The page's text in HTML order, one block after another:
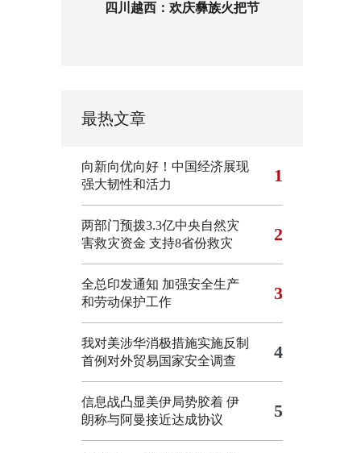
四川越西：欢庆彝族火把节
最热文章
向新向优向好！中国经济展现
强大韧性和活力
1
两部门预拨3.3亿中央自然灾
害救灾资金 支持8省份救灾
2
全总印发通知 加强安全生产
和劳动保护工作
3
我对美涉华消极措施实施反制
首例对外贸易国家安全调查
4
信息战凸显美伊局势胶着 伊
朗称与阿曼接近达成协议
5